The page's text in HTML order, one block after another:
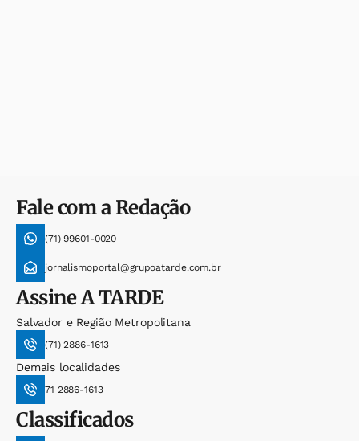
Fale com a Redação
(71) 99601-0020
jornalismoportal@grupoatarde.com.br
AssineA TARDE
Salvador e Região Metropolitana
(71) 2886-1613
Demais localidades
71 2886-1613
Classificados